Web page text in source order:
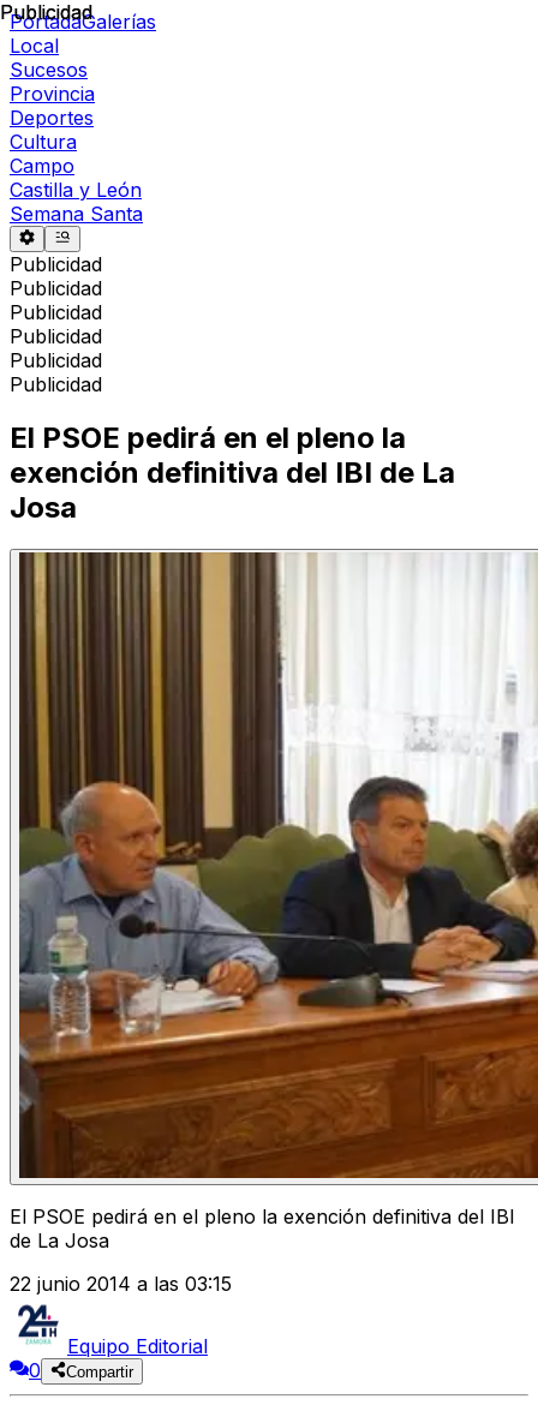
PortadaGalerías
Local
Sucesos
Provincia
Deportes
Cultura
Campo
Castilla y León
Semana Santa
Publicidad
Publicidad
Publicidad
Publicidad
Publicidad
Publicidad
Publicidad
El PSOE pedirá en el pleno la
exención definitiva del IBI de La
Josa
El PSOE pedirá en el pleno la exención definitiva del IBI
de La Josa
22 junio 2014 a las 03:15
Equipo Editorial
0
Compartir
Publicidad